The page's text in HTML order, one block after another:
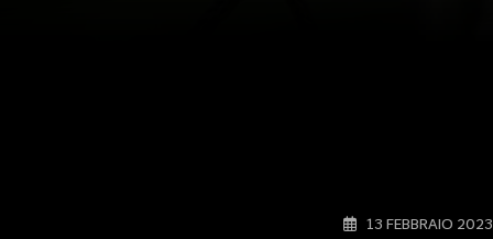
13 FEBBRAIO 2023